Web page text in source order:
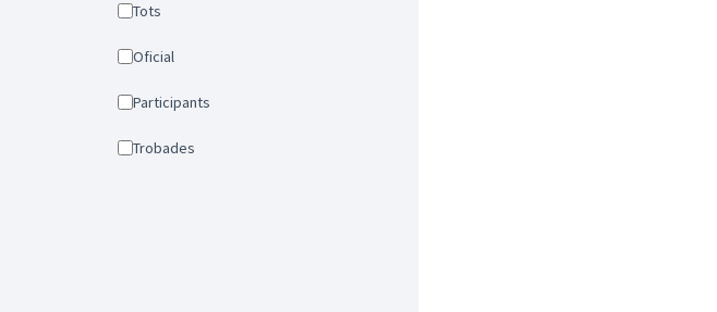
Tots
Oficial
Participants
Trobades